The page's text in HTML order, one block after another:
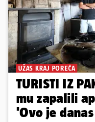
UŽAS KRAJ POREČA
TURISTI IZ
mu zapalili
'Ovo je